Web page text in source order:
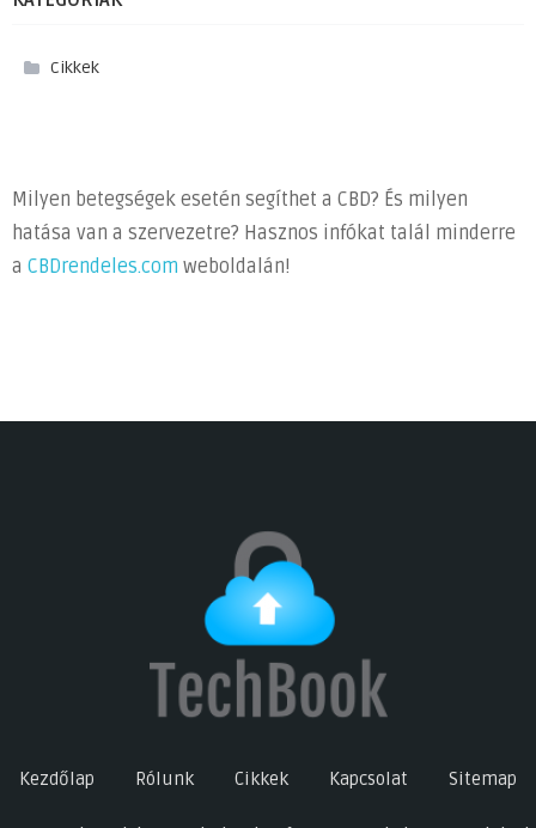
Cikkek
Milyen betegségek esetén segíthet a CBD? És milyen
hatása van a szervezetre? Hasznos infókat talál minderre
a CBDrendeles.com weboldalán!
Kezdőlap Rólunk Cikkek Kapcsolat Sitemap